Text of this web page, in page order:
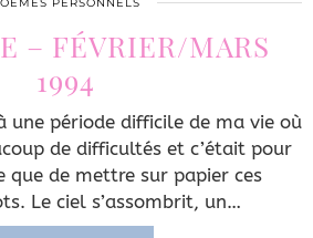
PERSONNELS
– FÉVRIER/MARS
1994
une période difficile de ma vie où
de difficultés et c’était pour
que de mettre sur papier ces
Le ciel s’assombrit, un…